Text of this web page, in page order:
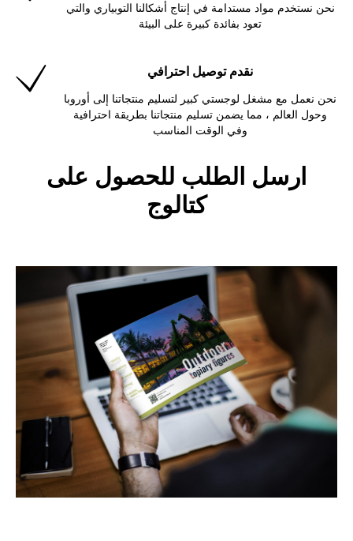
نحن نستخدم مواد مستدامة في إنتاج أشكالنا التوبياري والتي
تعود بفائدة كبيرة على البيئة
نقدم توصيل احترافي
نحن نعمل مع مشغل لوجستي كبير لتسليم منتجاتنا إلى أوروبا
وحول العالم ، مما يضمن تسليم منتجاتنا بطريقة احترافية
وفي الوقت المناسب
ارسل الطلب للحصول على
كتالوج